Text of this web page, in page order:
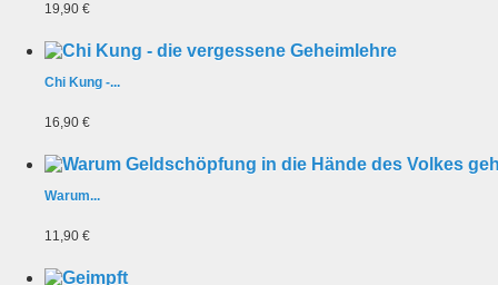
19,90 €
Chi Kung -...
16,90 €
Warum...
11,90 €